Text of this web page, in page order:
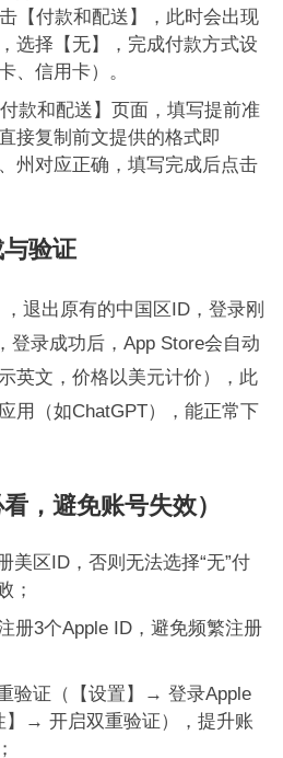
【付款和配送】，此时会出现
选择【无】，完成付款方式设
、信用卡）。
款和配送】页面，填写提前准
接复制前文提供的格式即
州对应正确，填写完成后点击
验证
退出原有的中国区ID，登录刚
登录成功后，App Store会自动
英文，价格以美元计价），此
用（如ChatGPT），能正常下
，避免账号失效）
美区ID，否则无法选择“无”付
；
册3个Apple ID，避免频繁注册
验证（【设置】→ 登录Apple
→ 开启双重验证），提升账